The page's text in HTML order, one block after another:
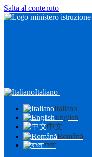
Salta al contenuto
Italiano
Italiano
English
中文
Română
বাংলা